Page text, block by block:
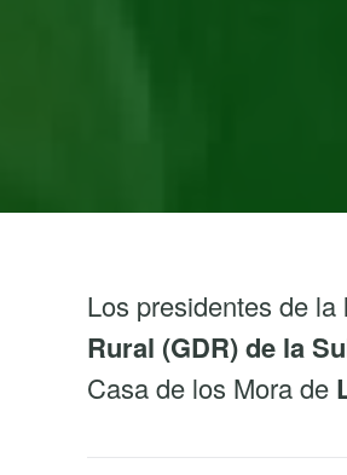
Los presidentes de la
Rural (GDR) de la
Casa de los Mora de